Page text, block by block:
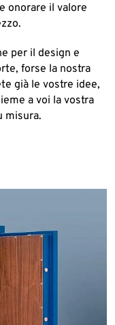
onorare il valore
per il design e
forse la nostra
già le vostre idee,
a voi la vostra
misura.